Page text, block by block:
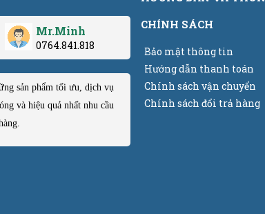
Mr.Minh
0764.841.818
sản phẩm tối ưu, dịch vụ
và hiệu quả nhất nhu cầu
CHÍNH SÁCH
Bảo mật thông tin
Hướng dẫn thanh toán
Chính sách vận chuyển
Chính sách đổi trả hàng